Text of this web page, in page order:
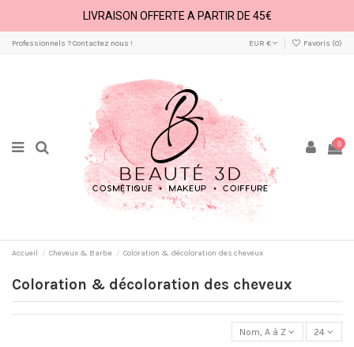
LIVRAISON OFFERTE A PARTIR DE 45€
Professionnels ? Contactez nous ! EUR € Favoris (0)
0
Accueil Cheveux & Barbe Coloration & décoloration des cheveux
Coloration & décoloration des cheveux
Nom, A à Z 24